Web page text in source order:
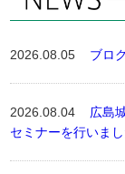
2026.08.05 ブロ
2026.08.04 広島
セミナーを行いまし